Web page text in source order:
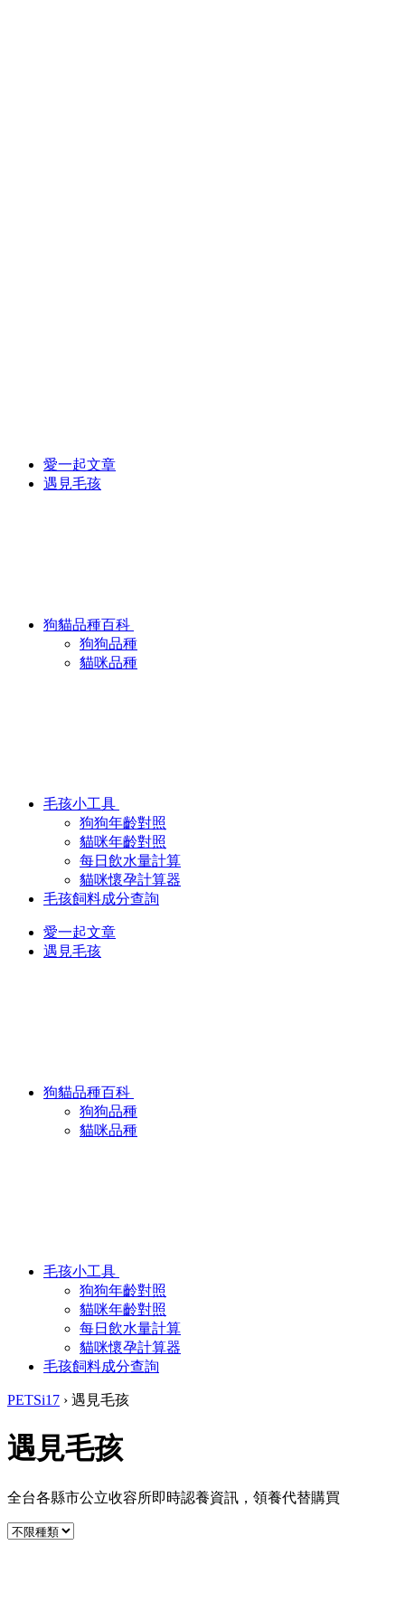
愛一起文章
遇見毛孩
狗貓品種百科
狗狗品種
貓咪品種
毛孩小工具
狗狗年齡對照
貓咪年齡對照
每日飲水量計算
貓咪懷孕計算器
毛孩飼料成分查詢
愛一起文章
遇見毛孩
狗貓品種百科
狗狗品種
貓咪品種
毛孩小工具
狗狗年齡對照
貓咪年齡對照
每日飲水量計算
貓咪懷孕計算器
毛孩飼料成分查詢
PETSi17 › 遇見毛孩
遇見毛孩
全台各縣市公立收容所即時認養資訊，領養代替購買